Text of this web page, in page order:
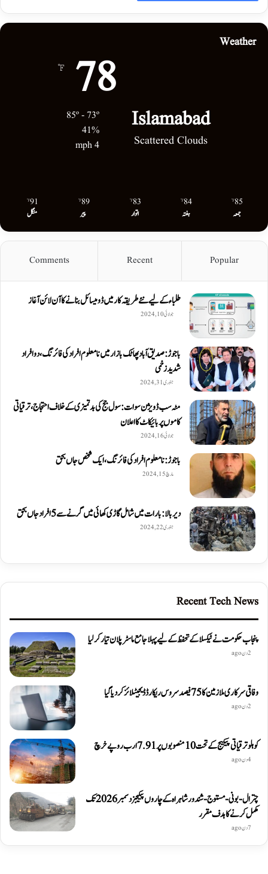
Weather
Islamabad
Scattered Clouds
78
℉
41%
4 mph
85
℉
جمعہ
84
℉
ہفتہ
83
℉
اتوار
89
℉
پیر
91
℉
منگل
Popular
Recent
Comments
طلباء کے لیے نئے طریقہ کار میں ڈومیسائل بنانے کا آن لائن آغاز
جولائی 10, 2024
باجوڑ: صدیق اۤباد پھاٹک بازار میں نامعلوم افراد کی فائرنگ، دو افراد
شدید زخمی
جنوری 31, 2024
مٹہ سب ڈویژن سوات: سول جج کی بدتمیزی کے خلاف احتجاج، ترقیاتی
کاموں پر بائیکاٹ کا اعلان
جولائی 16, 2024
باجوڑ: نامعلوم افراد کی فائرنگ، ایک شخص جاں بحق
مارچ 15, 2024
دیربالا: بارات میں شامل گاڑی کھائی میں گرنے سے 5 افراد جاں بحق
جنوری 22, 2024
Recent Tech News
پنجاب حکومت نے ٹیکسلا کے تحفظ کے لیے پہلا جامع ماسٹر پلان تیار کر لیا
2 دن ago
وفاقی سرکاری ملازمین کا 75 فیصد سروس ریکارڈ ڈیجیٹلائز کر دیا گیا
2 دن ago
کوہلو ترقیاتی پیکیج کے تحت 10 منصوبوں پر 7.91 ارب روپے خرچ
4 دن ago
چترال-بونی-مستوج-شندور شاہراہ کے چاروں پیکیجز دسمبر 2026 تک
مکمل کرنے کا ہدف مقرر
7 دن ago